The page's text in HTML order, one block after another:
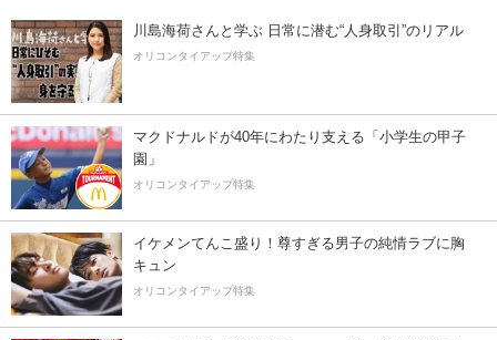
川島海荷さんと学ぶ 日常に潜む“人身取引”のリアル
オリコンタイアップ特集
マクドナルドが40年にわたり支える「小学生の甲子
園」
オリコンタイアップ特集
イケメンてんこ盛り！尊すぎる男子の純情ラブに胸
キュン
オリコンタイアップ特集